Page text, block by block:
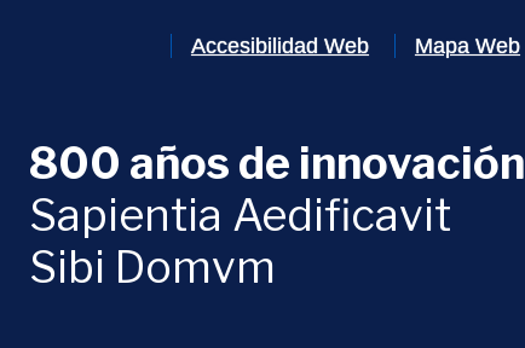
Accesibilidad Web Mapa Web
nueva ventana)
en una nueva ventana)
UVa (se abrirá en una nueva ventana)
800 años de innovación
Sapientia Aedificavit
Sibi Domvm